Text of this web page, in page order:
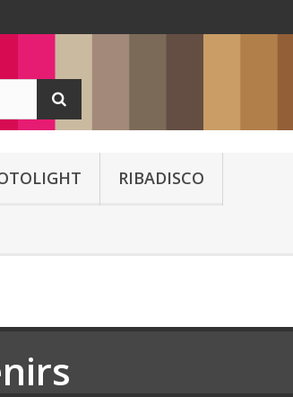
RIBADISCO